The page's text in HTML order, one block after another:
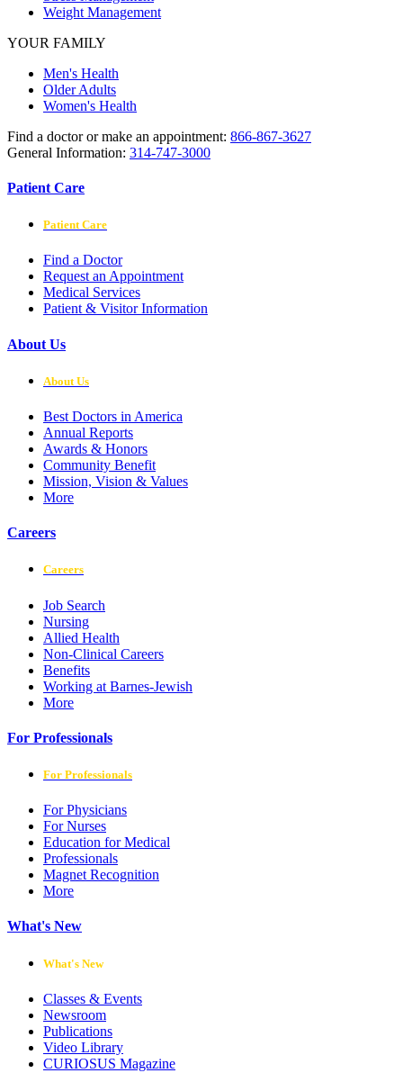
Weight Management
YOUR FAMILY
Men's Health
Older Adults
Women's Health
Find a doctor or make an appointment: 866-867-3627
General Information: 314-747-3000
Patient Care
Patient Care
Find a Doctor
Request an Appointment
Medical Services
Patient & Visitor Information
About Us
About Us
Best Doctors in America
Annual Reports
Awards & Honors
Community Benefit
Mission, Vision & Values
More
Careers
Careers
Job Search
Nursing
Allied Health
Non-Clinical Careers
Benefits
Working at Barnes-Jewish
More
For Professionals
For Professionals
For Physicians
For Nurses
Education for Medical
Professionals
Magnet Recognition
More
What's New
What's New
Classes & Events
Newsroom
Publications
Video Library
CURIOSUS Magazine